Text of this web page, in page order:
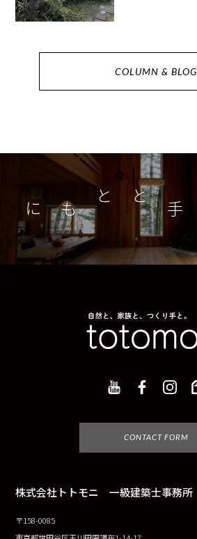
COLUMN & BLOG
つくり手とともに
CONTACT FORM
株式会社トトモニ 一級建築士事務所
〒158-0085